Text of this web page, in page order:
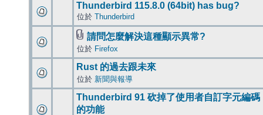
Thunderbird 115.8.0 (64bit) has bug?
位於 Thunderbird
請問怎麼解決這種顯示異常?
位於 Firefox
Rust 的過去跟未來
位於 新聞與報導
Thunderbird 91 砍掉了使用者自訂字元編碼
的功能